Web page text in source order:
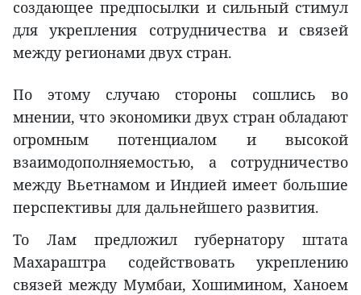
создающее предпосылки и сильный стимул
для укрепления сотрудничества и связей
между регионами двух стран.
По этому случаю стороны сошлись во
мнении, что экономики двух стран обладают
огромным потенциалом и высокой
взаимодополняемостью, а сотрудничество
между Вьетнамом и Индией имеет большие
перспективы для дальнейшего развития.
То Лам предложил губернатору штата
Махараштра содействовать укреплению
связей между Мумбаи, Хошимином, Ханоем